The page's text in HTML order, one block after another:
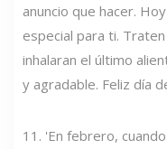
anuncio que hacer.
especial para ti.
inhalaran el último
y agradable. Feliz día
11. 'En febrero,